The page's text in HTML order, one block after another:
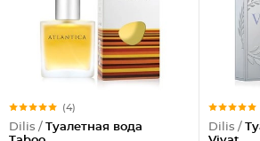
(4)
Dilis / Туалетная вода
Dilis /